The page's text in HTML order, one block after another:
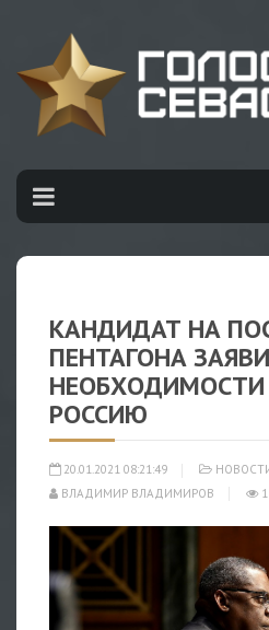
КАНДИДАТ НА
ПЕНТАГОНА
РОССИЮ
20.01.2021 08:21:49
ВЛАДИМИР ВЛАДИМИРОВ
1